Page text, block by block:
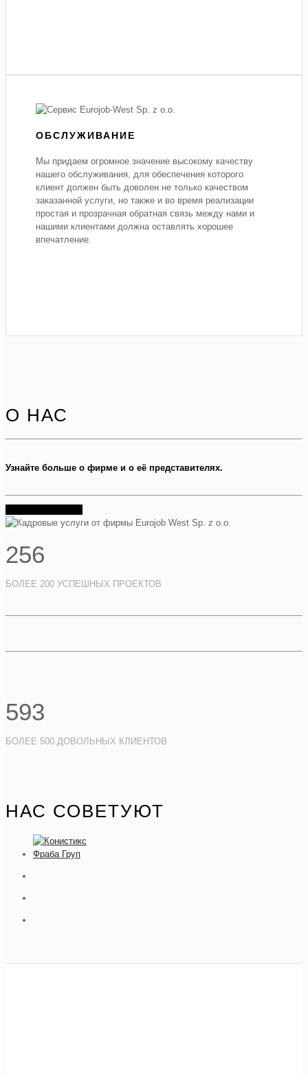
ОБСЛУЖИВАНИЕ
Мы придаем огромное значение высокому качеству
нашего обслуживания, для обеспечения которого
клиент должен быть доволен не только качеством
заказанной услуги, но также и во время реализации
простая и прозрачная обратная связь между нами и
нашими клиентами должна оставлять хорошее
впечатление.
О НАС
Узнайте больше о фирме и о её представителях.
256
БОЛЕЕ 200 УСПЕШНЫХ ПРОЕКТОВ
593
БОЛЕЕ 500 ДОВОЛЬНЫХ КЛИЕНТОВ
НАС СОВЕТУЮТ